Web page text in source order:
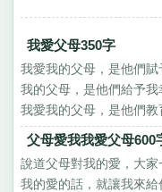
我愛父母350字
我愛我的父母，是他們
我的父母，是他們給予我
我愛我的父母，是他們
父母愛我我愛父母600
說道父母對我的愛，大
我的愛的話，就讓我來